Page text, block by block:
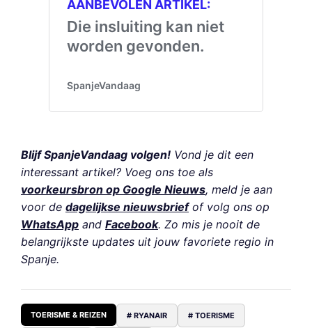
Blijf SpanjeVandaag volgen! Vond je dit een
interessant artikel? Voeg ons toe als
voorkeursbron op Google Nieuws, meld je aan
voor de dagelijkse nieuwsbriefof volg ons op
WhatsApp and Facebook. Zo mis je nooit de
belangrijkste updates uit jouw favoriete regio in
Spanje.
TOERISME & REIZEN # RYANAIR # TOERISME